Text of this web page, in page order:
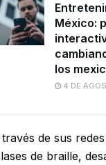
México:
los
4 DE
de sus
de braille,